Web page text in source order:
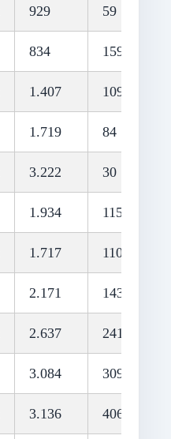
929 59
834 159
1.407 109
1.719 84
3.222 30
1.934 115
1.717 110
2.171 143
2.637 241
3.084 309
3.136 406